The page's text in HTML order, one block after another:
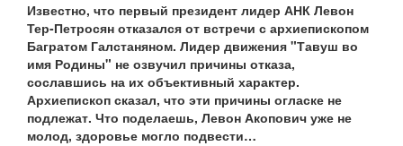
Известно, что первый президент лидер АНК Левон
Тер-Петросян отказался от встречи с архиепископом
Багратом Галстаняном. Лидер движения "Тавуш во
имя Родины" не озвучил причины отказа,
сославшись на их объективный характер.
Архиепископ сказал, что эти причины огласке не
подлежат. Что поделаешь, Левон Акопович уже не
молод, здоровье могло подвести…